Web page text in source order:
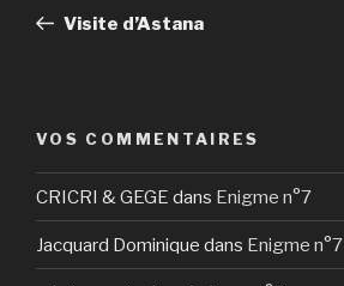
l’article
précédent
Visite d’Astana
VOS COMMENTAIRES
CRICRI & GEGE dans Enigme n°7
Jacquard Dominique dans Enigme n°7